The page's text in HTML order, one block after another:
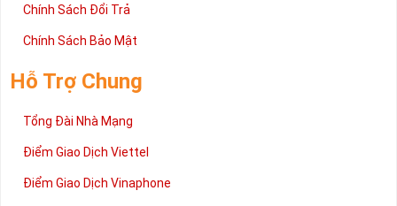
Chính Sách Đổi Trả
Chính Sách Bảo Mật
Hỗ Trợ Chung
Tổng Đài Nhà Mạng
Điểm Giao Dịch Viettel
Điểm Giao Dịch Vinaphone